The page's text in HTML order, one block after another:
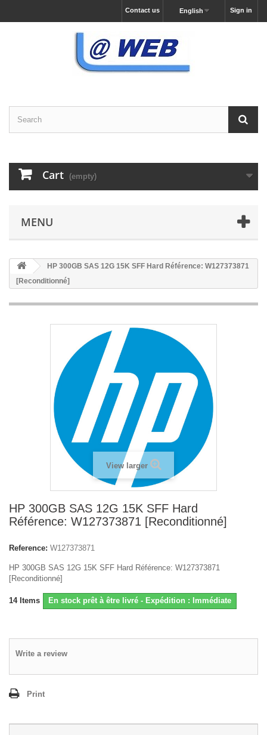
Sign in
English
Contact us
Cart (empty)
MENU
HP 300GB SAS 12G 15K SFF Hard Référence: W127373871
[Reconditionné]
View larger
HP 300GB SAS 12G 15K SFF Hard
Référence: W127373871 [Reconditionné]
Reference: W127373871
HP 300GB SAS 12G 15K SFF Hard Référence: W127373871
[Reconditionné]
14 Items En stock prêt à être livré - Expédition : Immédiate
Write a review
Print